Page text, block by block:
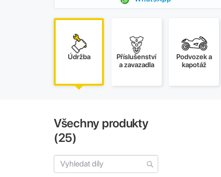
Údržba
Příslušenství
a zavazadla
Podvozek a
kapotáž
Všechny produkty
(25)